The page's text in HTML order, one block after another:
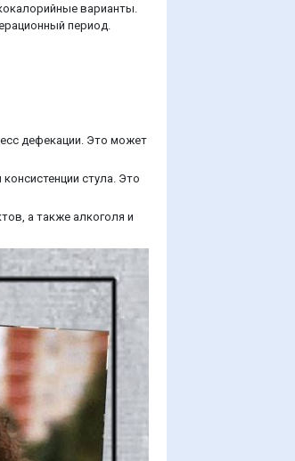
варианты.
период.
дефекации. Это может
стула. Это
а также алкоголя и